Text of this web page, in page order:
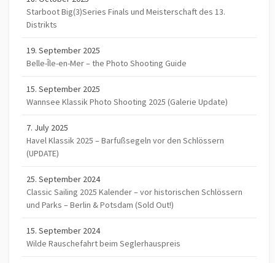
Starboot Big(3)Series Finals und Meisterschaft des 13.
Distrikts
19. September 2025
Belle-Île-en-Mer – the Photo Shooting Guide
15. September 2025
Wannsee Klassik Photo Shooting 2025 (Galerie Update)
7. July 2025
Havel Klassik 2025 – Barfußsegeln vor den Schlössern
(UPDATE)
25. September 2024
Classic Sailing 2025 Kalender – vor historischen Schlössern
und Parks – Berlin & Potsdam (Sold Out!)
15. September 2024
Wilde Rauschefahrt beim Seglerhauspreis